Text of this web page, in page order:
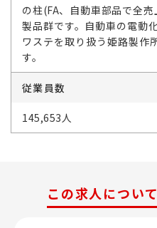
の柱(FA、自動車部品で全
製品群です。自動車の電動
ワステを取り扱う姫路製作
す。
従業員数
145,653人
この求人につい